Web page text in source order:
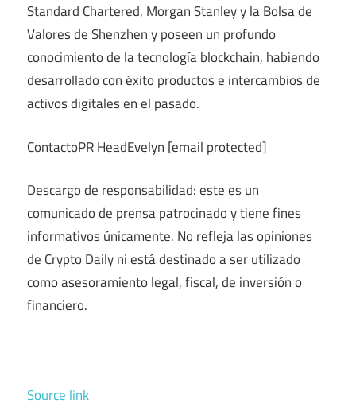
Standard Chartered, Morgan Stanley y la Bolsa de
Valores de Shenzhen y poseen un profundo
conocimiento de la tecnología blockchain, habiendo
desarrollado con éxito productos e intercambios de
activos digitales en el pasado.
ContactoPR HeadEvelyn [email protected]
Descargo de responsabilidad: este es un
comunicado de prensa patrocinado y tiene fines
informativos únicamente. No refleja las opiniones
de Crypto Daily ni está destinado a ser utilizado
como asesoramiento legal, fiscal, de inversión o
financiero.
Source link